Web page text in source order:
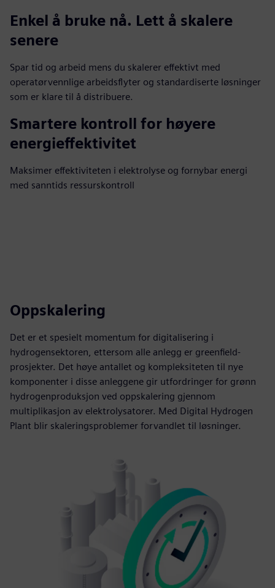
Enkel å bruke nå. Lett å skalere
senere
Spar tid og arbeid mens du skalerer effektivt med
operatørvennlige arbeidsflyter og standardiserte løsninger
som er klare til å distribuere.
Smartere kontroll for høyere
energieffektivitet
Maksimer effektiviteten i elektrolyse og fornybar energi
med sanntids ressurskontroll
Oppskalering
Det er et spesielt momentum for digitalisering i
hydrogensektoren, ettersom alle anlegg er greenfield-
prosjekter. Det høye antallet og kompleksiteten til nye
komponenter i disse anleggene gir utfordringer for grønn
hydrogenproduksjon ved oppskalering gjennom
multiplikasjon av elektrolysatorer. Med Digital Hydrogen
Plant blir skaleringsproblemer forvandlet til løsninger.